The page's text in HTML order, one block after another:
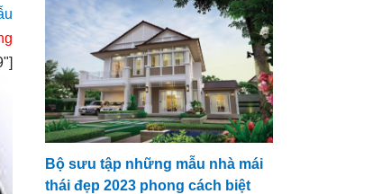
Bộ sưu tập những mẫu nhà mái
thái đẹp 2023 phong cách biệt